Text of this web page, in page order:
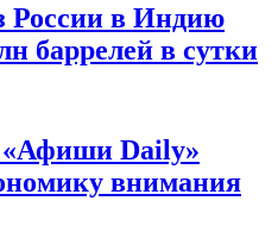
России в Индию
баррелей в сутки
«Афиши Daily»
внимания